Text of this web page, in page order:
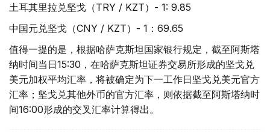
土耳其里拉兑坚戈（TRY / KZT）- 1: 9.85
中国元兑坚戈（CNY / KZT）- 1：69.65
值得一提的是，根据哈萨克斯坦国家银行规定，截至阿斯塔
纳时间当日15:30，在哈萨克斯坦证券交易所形成的坚戈兑
美元加权平均汇率，将被确定为下一工作日坚戈兑美元官方
汇率；坚戈兑其他外币的官方汇率，则依据截至阿斯塔纳时
间16:00形成的交叉汇率计算得出。